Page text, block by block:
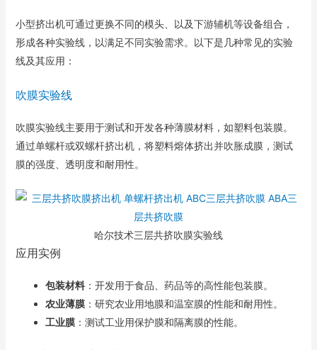
小型挤出机可通过更换不同的模头、以及下游辅机等设备组合，
形成各种实验线，以满足不同实验需求。以下是几种常见的实验
线及其应用：
吹膜实验线
吹膜实验线主要用于测试和开发各种薄膜材料，如塑料包装膜。
通过单螺杆或双螺杆挤出机，将塑料熔体挤出并吹胀成膜，测试
膜的强度、透明度和耐用性。
哈尔技术三层共挤吹膜实验线
应用实例
包装材料：开发用于食品、药品等的高性能包装膜。
农业薄膜：研究农业用地膜和温室膜的性能和耐用性。
工业膜：测试工业用保护膜和隔离膜的性能。